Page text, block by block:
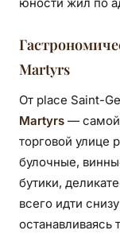
Martyrs
От place Saint-
Martyrs — самой
торговой улице
булочные,
бутики,
всего идти
останавливаясь